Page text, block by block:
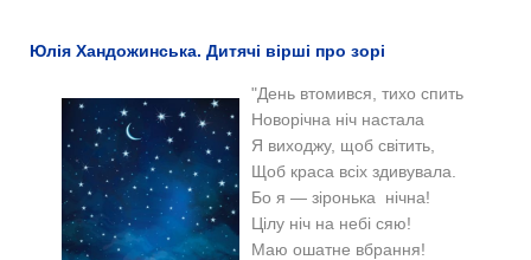
Юлія Хандожинська. Дитячі вірші про зорі
"День втомився, тихо спить
Новорічна ніч настала
Я виходжу, щоб світить,
Щоб краса всіх здивувала.
Бо я — зіронька нічна!
Цілу ніч на небі сяю!
Маю ошатне вбрання!